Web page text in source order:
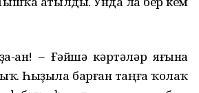
ан! – Ғәйшә кәртәләр яғына
Һыҙыла барған таңға ҡолаҡ